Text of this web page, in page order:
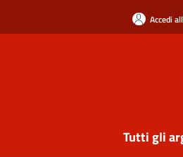
Accedi
Tutti gli